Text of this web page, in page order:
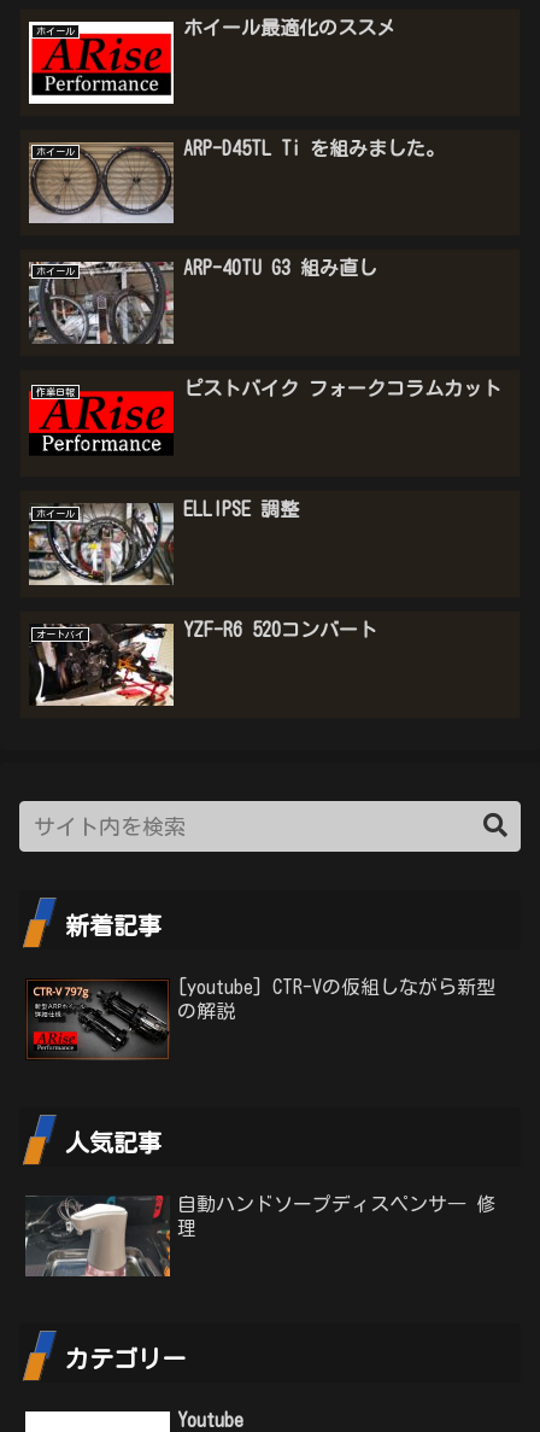
ホイール ホイール最適化のススメ
ホイール ARP-D45TL Ti を組みました。
ホイール ARP-40TU G3 組み直し
作業日報 ピストバイク フォークコラムカット
ホイール ELLIPSE 調整
オートバイ YZF-R6 520コンバート
新着記事
[youtube] CTR-Vの仮組しながら新型
の解説
人気記事
自動ハンドソープディスペンサ― 修
理
カテゴリー
Youtube